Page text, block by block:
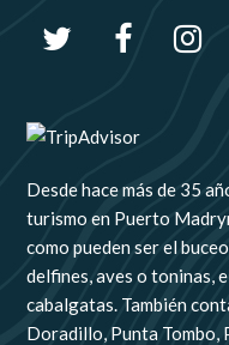
T
t
t
e
r
F
e
b
o
o
k
I
a
g
r
a
m
Desde hace más de 35
turismo en Puerto
como pueden ser el
delfines, aves o toninas,
cabalgatas. También
Doradillo, Punta Tombo,